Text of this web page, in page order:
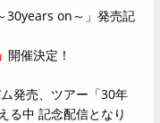
30years on～」発売記
開催決定！
発売、ツアー「30年
る中 記念配信となり